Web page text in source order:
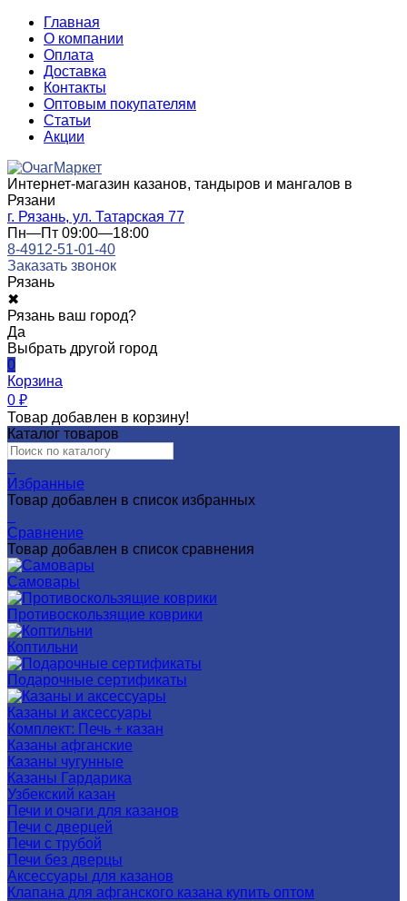
Главная
О компании
Оплата
Доставка
Контакты
Оптовым покупателям
Статьи
Акции
Интернет-магазин казанов, тандыров и мангалов в
Рязани
г. Рязань, ул. Татарская 77
Пн—Пт 09:00—18:00
8-4912-51-01-40
Заказать звонок
Рязань
✖
Рязань ваш город?
Да
Выбрать другой город
0
Корзина
0 ₽
Товар добавлен в корзину!
Каталог товаров
Избранные
Товар добавлен в список избранных
Сравнение
Товар добавлен в список сравнения
Самовары
Противоскользящие коврики
Коптильни
Подарочные сертификаты
Казаны и аксессуары
Комплект: Печь + казан
Казаны афганские
Казаны чугунные
Казаны Гардарика
Узбекский казан
Печи и очаги для казанов
Печи с дверцей
Печи с трубой
Печи без дверцы
Аксессуары для казанов
Клапана для афганского казана купить оптом